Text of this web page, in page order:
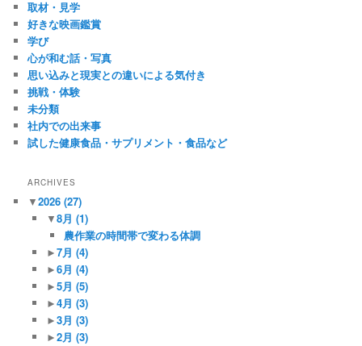
取材・見学
好きな映画鑑賞
学び
心が和む話・写真
思い込みと現実との違いによる気付き
挑戦・体験
未分類
社内での出来事
試した健康食品・サプリメント・食品など
ARCHIVES
▼2026(27)
▼8月 (1)
農作業の時間帯で変わる体調
►7月 (4)
►6月 (4)
►5月 (5)
►4月 (3)
►3月 (3)
►2月 (3)